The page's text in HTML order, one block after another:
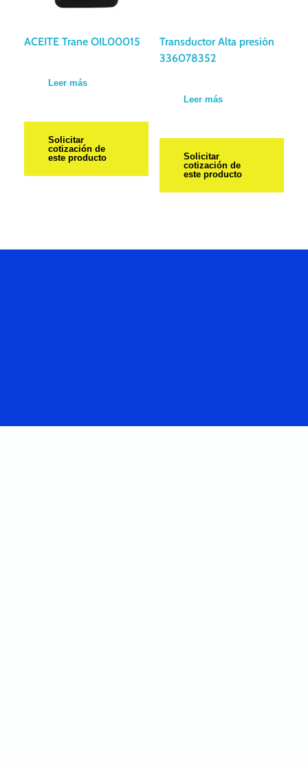
ACEITE Trane OIL00015
Leer más
Solicitar
cotización de
este producto
Transductor Alta presión
336078352
Leer más
Solicitar
cotización de
este producto